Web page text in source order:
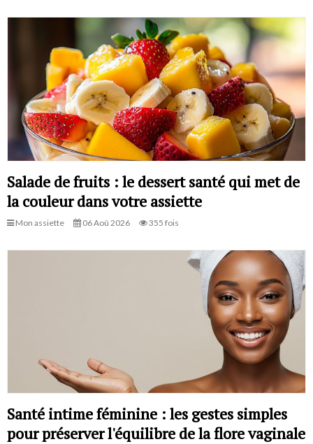
Salade de fruits : le dessert santé qui met de
la couleur dans votre assiette
Mon assiette 06 Aoû 2026 355 fois
Santé intime féminine : les gestes simples
pour préserver l'équilibre de la flore vaginale